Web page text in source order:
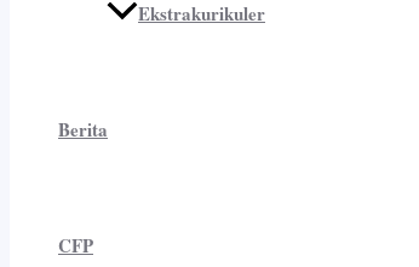
Ekstrakurikuler
Berita
CFP